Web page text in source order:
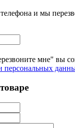
и мы
мне" вы
персональных